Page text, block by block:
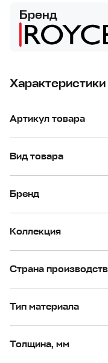
Бренд
Характеристики
Артикул товара
Вид товара
Бренд
Коллекция
Страна
Тип материала
Толщина, мм